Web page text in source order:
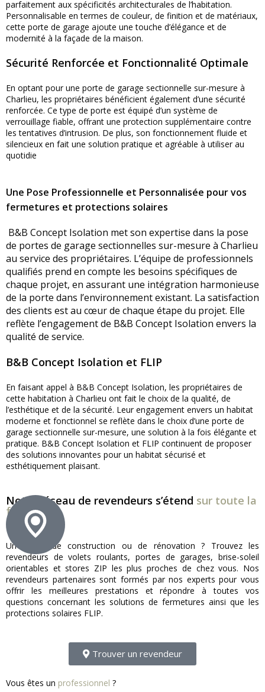
parfaitement aux spécificités architecturales de l’habitation.
Personnalisable en termes de couleur, de finition et de matériaux,
cette porte de garage ajoute une touche d’élégance et de
modernité à la façade de la maison.
Sécurité Renforcée et Fonctionnalité Optimale
En optant pour une porte de garage sectionnelle sur-mesure à
Charlieu, les propriétaires bénéficient également d’une sécurité
renforcée. Ce type de porte est équipé d’un système de
verrouillage fiable, offrant une protection supplémentaire contre
les tentatives d’intrusion. De plus, son fonctionnement fluide et
silencieux en fait une solution pratique et agréable à utiliser au
quotidie
Une Pose Professionnelle et Personnalisée pour vos
fermetures et protections solaires
B&B Concept Isolation met son expertise dans la pose
de portes de garage sectionnelles sur-mesure à Charlieu
au service des propriétaires. L’équipe de professionnels
qualifiés prend en compte les besoins spécifiques de
chaque projet, en assurant une intégration harmonieuse
de la porte dans l’environnement existant. La satisfaction
des clients est au cœur de chaque étape du projet. Elle
reflète l’engagement de B&B Concept Isolation envers la
qualité de service.
B&B Concept Isolation et FLIP
En faisant appel à B&B Concept Isolation, les propriétaires de
cette habitation à Charlieu ont fait le choix de la qualité, de
l’esthétique et de la sécurité. Leur engagement envers un habitat
moderne et fonctionnel se reflète dans le choix d’une porte de
garage sectionnelle sur-mesure, une solution à la fois élégante et
pratique. B&B Concept Isolation et FLIP continuent de proposer
des solutions innovantes pour un habitat sécurisé et
esthétiquement plaisant.
Notre réseau de revendeurs s’étend sur toute la
france !
Un projet de construction ou de rénovation ? Trouvez les
revendeurs de volets roulants, portes de garages, brise-soleil
orientables et stores ZIP les plus proches de chez vous. Nos
revendeurs partenaires sont formés par nos experts pour vous
offrir les meilleures prestations et répondre à toutes vos
questions concernant les solutions de fermetures ainsi que les
protections solaires FLIP.
Trouver un revendeur
Vous êtes un professionnel ?